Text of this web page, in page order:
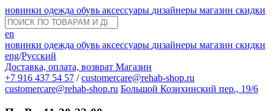
новинки одежда обувь аксессуары дизайнеры магазин скидки
en
новинки одежда обувь аксессуары дизайнеры магазин скидки
eng/Русский
Доставка, оплата, возврат Магазин
+7 916 437 54 57 / customercare@rehab-shop.ru
customercare@rehab-shop.ru Большой Козихинский пер., 19/6